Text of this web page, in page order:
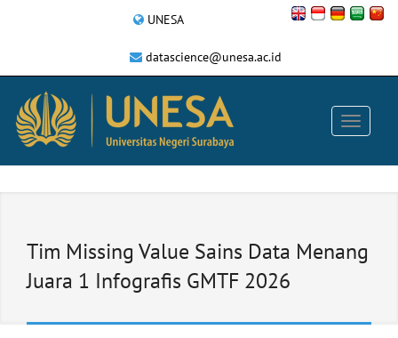
UNESA
datascience@unesa.ac.id
Tim Missing Value Sains Data Menang
Juara 1 Infografis GMTF 2026